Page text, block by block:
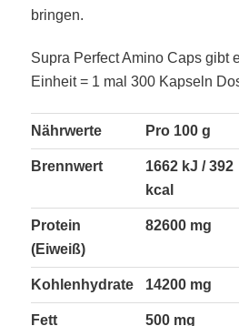
bringen.
Supra Perfect Amino Caps gibt
Einheit = 1 mal 300 Kapseln
Nährwerte Pro 100 g
Brennwert
1662 kJ / 392
kcal
Protein
(Eiweiß)
82600 mg
Kohlenhydrate 14200 mg
Fett 500 mg